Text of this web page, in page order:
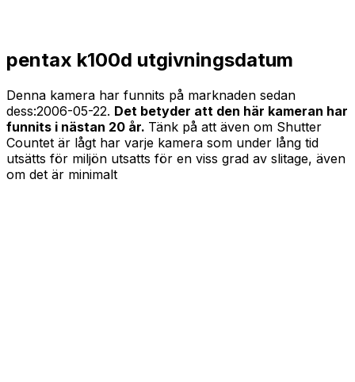
pentax k100d utgivningsdatum
Denna kamera har funnits på marknaden sedan
dess:2006-05-22. Det betyder att den här kameran har
funnits i nästan 20 år. Tänk på att även om Shutter
Countet är lågt har varje kamera som under lång tid
utsätts för miljön utsatts för en viss grad av slitage, även
om det är minimalt